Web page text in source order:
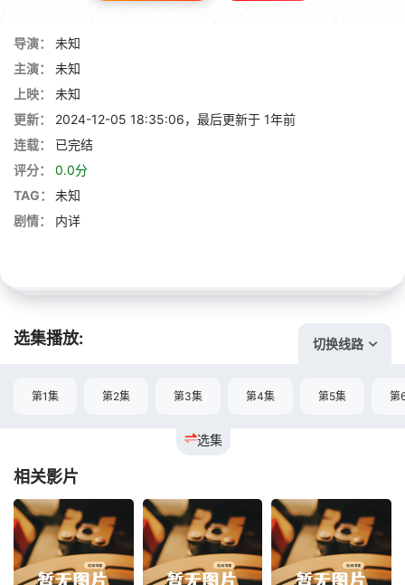
导演：
未知
主演：
未知
上映：
未知
更新：
2024-12-05 18:35:06，最后更新于 1年前
连载：
已完结
评分：
0.0分
TAG：
未知
剧情：
内详
选集播放: 切换线路
选集
第1集 第2集 第3集 第4集 第5集 第
相关影片